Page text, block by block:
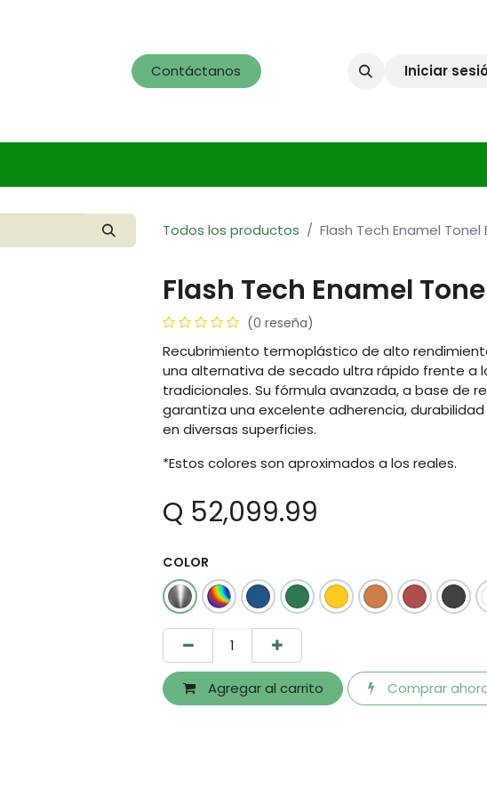
Contáctanos Iniciar
Todos los productos Flash Tech Enamel Tonel
Flash Tech Enamel
(0 reseña)
Recubrimiento termoplástico de alto
una alternativa de secado ultra rápido frente a
tradicionales. Su fórmula avanzada, a base de
garantiza una excelente adherencia,
en diversas superficies.
*Estos colores son aproximados a los reales.
Q 52,099.99
COLOR
Agregar al carrito Comprar